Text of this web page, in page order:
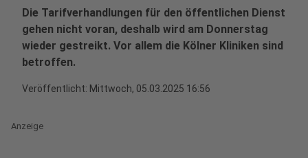
Die Tarifverhandlungen für den öffentlichen Dienst
gehen nicht voran, deshalb wird am Donnerstag
wieder gestreikt. Vor allem die Kölner Kliniken sind
betroffen.
Veröffentlicht: Mittwoch, 05.03.2025 16:56
Anzeige